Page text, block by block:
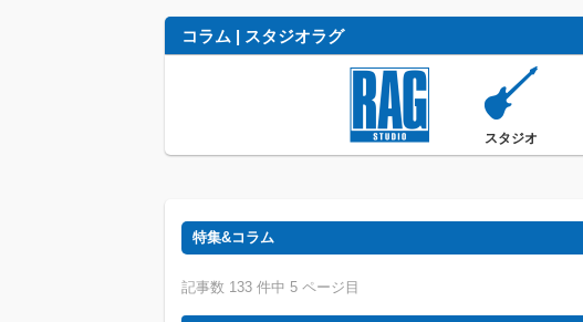
コラム | スタジオラグ
スタジオ
特集&コラム
記事数 133 件中 5 ページ目